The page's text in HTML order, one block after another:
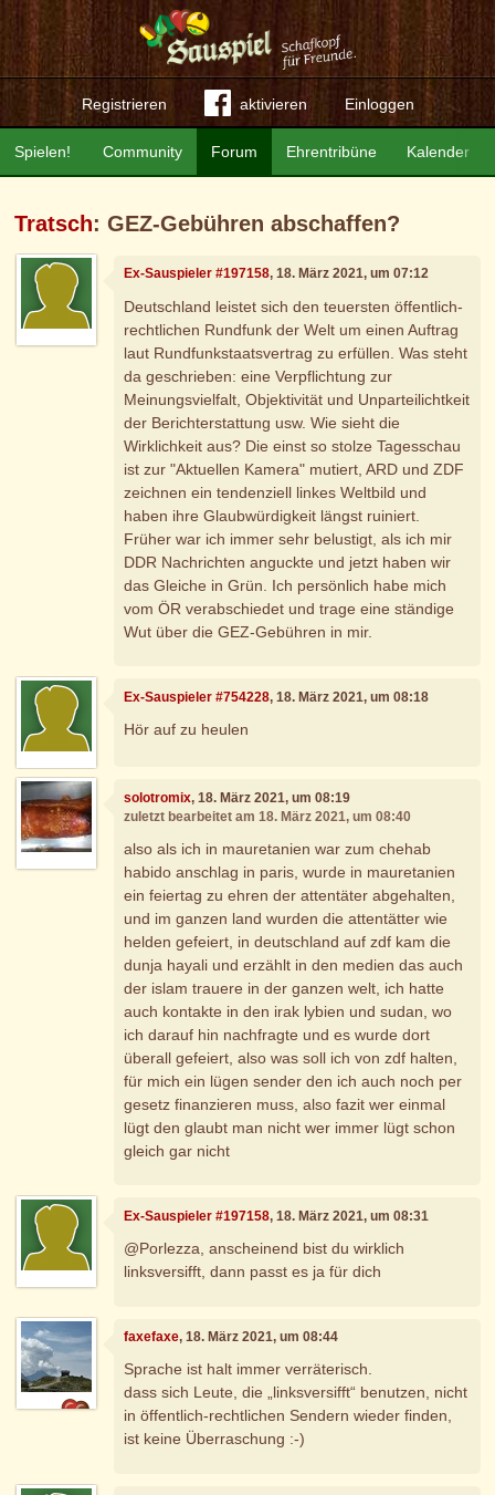
Registrieren aktivieren Einloggen
Community Forum Ehrentribüne Kalender
Spielen!
Tratsch: GEZ-Gebühren abschaffen?
Ex-Sauspieler #197158, 18. März 2021, um 07:12
Deutschland leistet sich den teuersten öffentlich-
rechtlichen Rundfunk der Welt um einen Auftrag
laut Rundfunkstaatsvertrag zu erfüllen. Was steht
da geschrieben: eine Verpflichtung zur
Meinungsvielfalt, Objektivität und Unparteilichtkeit
der Berichterstattung usw. Wie sieht die
Wirklichkeit aus? Die einst so stolze Tagesschau
ist zur "Aktuellen Kamera" mutiert, ARD und ZDF
zeichnen ein tendenziell linkes Weltbild und
haben ihre Glaubwürdigkeit längst ruiniert.
Früher war ich immer sehr belustigt, als ich mir
DDR Nachrichten anguckte und jetzt haben wir
das Gleiche in Grün. Ich persönlich habe mich
vom ÖR verabschiedet und trage eine ständige
Wut über die GEZ-Gebühren in mir.
Ex-Sauspieler #754228, 18. März 2021, um 08:18
Hör auf zu heulen
solotromix, 18. März 2021, um 08:19
zuletzt bearbeitet am 18. März 2021, um 08:40
also als ich in mauretanien war zum chehab
habido anschlag in paris, wurde in mauretanien
ein feiertag zu ehren der attentäter abgehalten,
und im ganzen land wurden die attentätter wie
helden gefeiert, in deutschland auf zdf kam die
dunja hayali und erzählt in den medien das auch
der islam trauere in der ganzen welt, ich hatte
auch kontakte in den irak lybien und sudan, wo
ich darauf hin nachfragte und es wurde dort
überall gefeiert, also was soll ich von zdf halten,
für mich ein lügen sender den ich auch noch per
gesetz finanzieren muss, also fazit wer einmal
lügt den glaubt man nicht wer immer lügt schon
gleich gar nicht
Ex-Sauspieler #197158, 18. März 2021, um 08:31
@Porlezza, anscheinend bist du wirklich
linksversifft, dann passt es ja für dich
faxefaxe, 18. März 2021, um 08:44
Sprache ist halt immer verräterisch.
dass sich Leute, die „linksversifft“ benutzen, nicht
in öffentlich-rechtlichen Sendern wieder finden,
ist keine Überraschung :-)